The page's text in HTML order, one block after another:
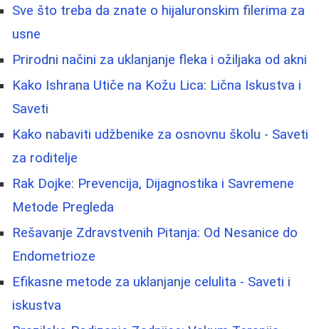
Sve što treba da znate o hijaluronskim filerima za
usne
Prirodni načini za uklanjanje fleka i ožiljaka od akni
Kako Ishrana Utiče na Kožu Lica: Lična Iskustva i
Saveti
Kako nabaviti udžbenike za osnovnu školu - Saveti
za roditelje
Rak Dojke: Prevencija, Dijagnostika i Savremene
Metode Pregleda
Rešavanje Zdravstvenih Pitanja: Od Nesanice do
Endometrioze
Efikasne metode za uklanjanje celulita - Saveti i
iskustva